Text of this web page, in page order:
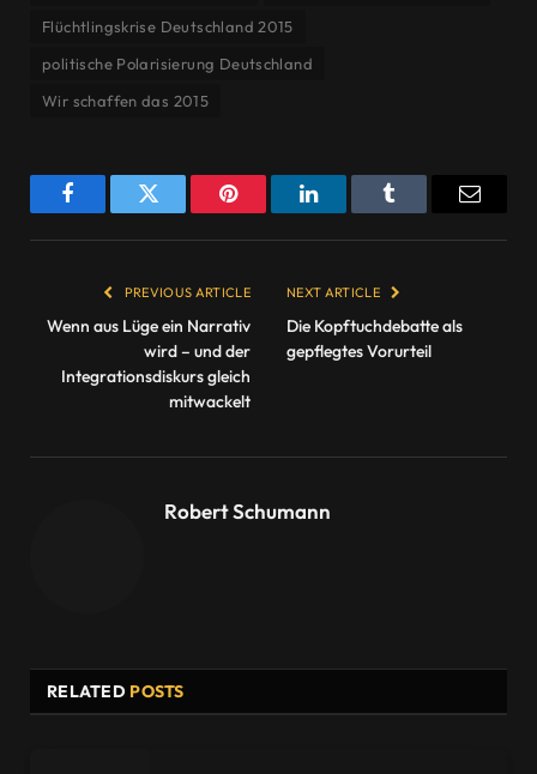
Flüchtlingskrise Deutschland 2015
politische Polarisierung Deutschland
Wir schaffen das 2015
FacebookTwitter Pinterest LinkedInTumblr Email
PREVIOUS ARTICLE
Wenn aus Lüge ein Narrativ
wird – und der
Integrationsdiskurs gleich
mitwackelt
NEXT ARTICLE
Die Kopftuchdebatte als
gepflegtes Vorurteil
Robert Schumann
RELATED POSTS